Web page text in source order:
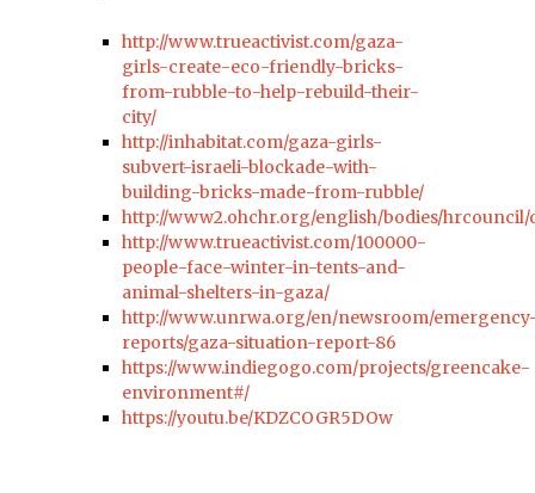
http://www.trueactivist.com/gaza-
girls-create-eco-friendly-bricks-
from-rubble-to-help-rebuild-their-
city/
http://inhabitat.com/gaza-girls-
subvert-israeli-blockade-with-
building-bricks-made-from-rubble/
http://www2.ohchr.org/english/bodies/hrcouncil/
http://www.trueactivist.com/100000-
people-face-winter-in-tents-and-
animal-shelters-in-gaza/
http://www.unrwa.org/en/newsroom/
reports/gaza-situation-report-86
https://www.indiegogo.com/projects/greencake-
environment#/
https://youtu.be/KDZCOGR5DOw